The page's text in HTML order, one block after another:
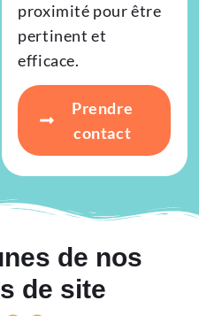
proximité pour être
pertinent et
efficace.
Prendre
contact
de nos
de site